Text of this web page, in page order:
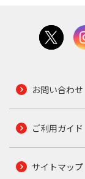
お問い合わせ
ご利用ガイド
サイトマップ